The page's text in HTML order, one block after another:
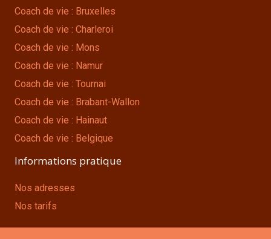
Coach de vie : Bruxelles
Coach de vie : Charleroi
Coach de vie : Mons
Coach de vie : Namur
Coach de vie : Tournai
Coach de vie : Brabant-Wallon
Coach de vie : Hainaut
Coach de vie : Belgique
Informations pratique
Nos adresses
Nos tarifs